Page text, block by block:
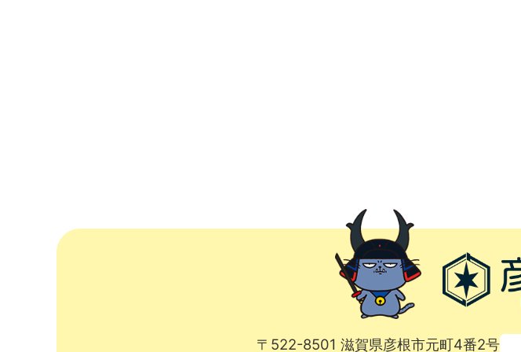
〒522-8501 滋賀県彦根市元町4番2号